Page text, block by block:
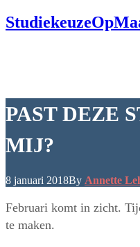
PAST DEZE
MIJ?
8 januari 2018By Annette
Februari komt in zicht.
te maken.